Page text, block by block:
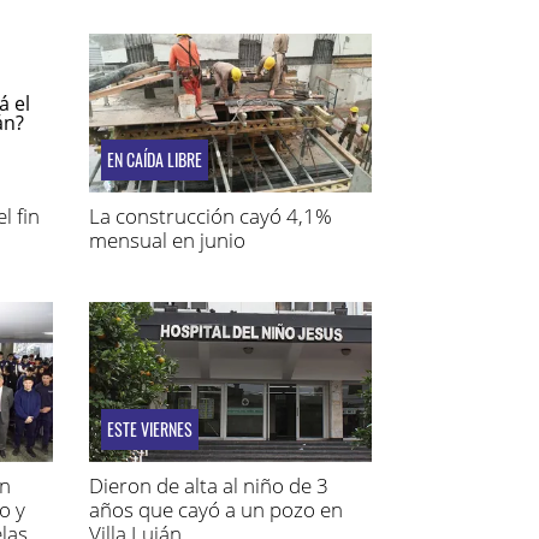
fin
EN CAÍDA LIBRE
La construcción cayó 4,1%
mensual en junio
y
ESTE VIERNES
Dieron de alta al niño de 3
años que cayó a un pozo en
Villa Luján